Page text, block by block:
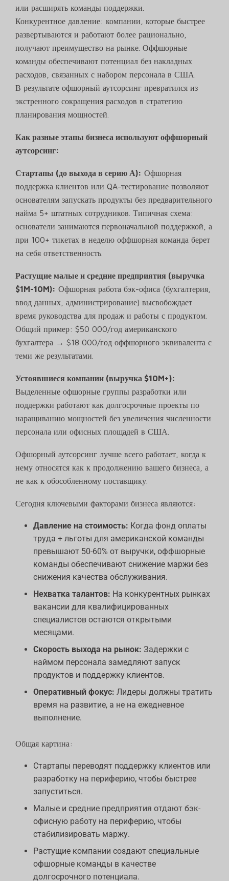
или расширять команды поддержки.
Конкурентное давление: компании, которые быстрее
развертываются и работают более рационально,
получают преимущество на рынке. Оффшорные
команды обеспечивают потенциал без накладных
расходов, связанных с набором персонала в США.
В результате офшорный аутсорсинг превратился из
экстренного сокращения расходов в стратегию
планирования мощностей.
Как разные этапы бизнеса используют оффшорный
аутсорсинг:
Стартапы (до выхода в серию А): Офшорная
поддержка клиентов или QA-тестирование позволяют
основателям запускать продукты без предварительного
найма 5+ штатных сотрудников. Типичная схема:
основатели занимаются первоначальной поддержкой, а
при 100+ тикетах в неделю оффшорная команда берет
на себя ответственность.
Растущие малые и средние предприятия (выручка
$1M-10M): Офшорная работа бэк-офиса (бухгалтерия,
ввод данных, администрирование) высвобождает
время руководства для продаж и работы с продуктом.
Общий пример: $50 000/год американского
бухгалтера → $18 000/год оффшорного эквивалента с
теми же результатами.
Устоявшиеся компании (выручка $10M+):
Выделенные офшорные группы разработки или
поддержки работают как долгосрочные проекты по
наращиванию мощностей без увеличения численности
персонала или офисных площадей в США.
Офшорный аутсорсинг лучше всего работает, когда к
нему относятся как к продолжению вашего бизнеса, а
не как к обособленному поставщику.
Сегодня ключевыми факторами бизнеса являются:
Давление на стоимость: Когда фонд оплаты
труда + льготы для американской команды
превышают 50-60% от выручки, оффшорные
команды обеспечивают снижение маржи без
снижения качества обслуживания.
Нехватка талантов: На конкурентных рынках
вакансии для квалифицированных
специалистов остаются открытыми
месяцами.
Скорость выхода на рынок: Задержки с
наймом персонала замедляют запуск
продуктов и поддержку клиентов.
Оперативный фокус: Лидеры должны тратить
время на развитие, а не на ежедневное
выполнение.
Общая картина:
Стартапы переводят поддержку клиентов или
разработку на периферию, чтобы быстрее
запуститься.
Малые и средние предприятия отдают бэк-
офисную работу на периферию, чтобы
стабилизировать маржу.
Растущие компании создают специальные
офшорные команды в качестве
долгосрочного потенциала.